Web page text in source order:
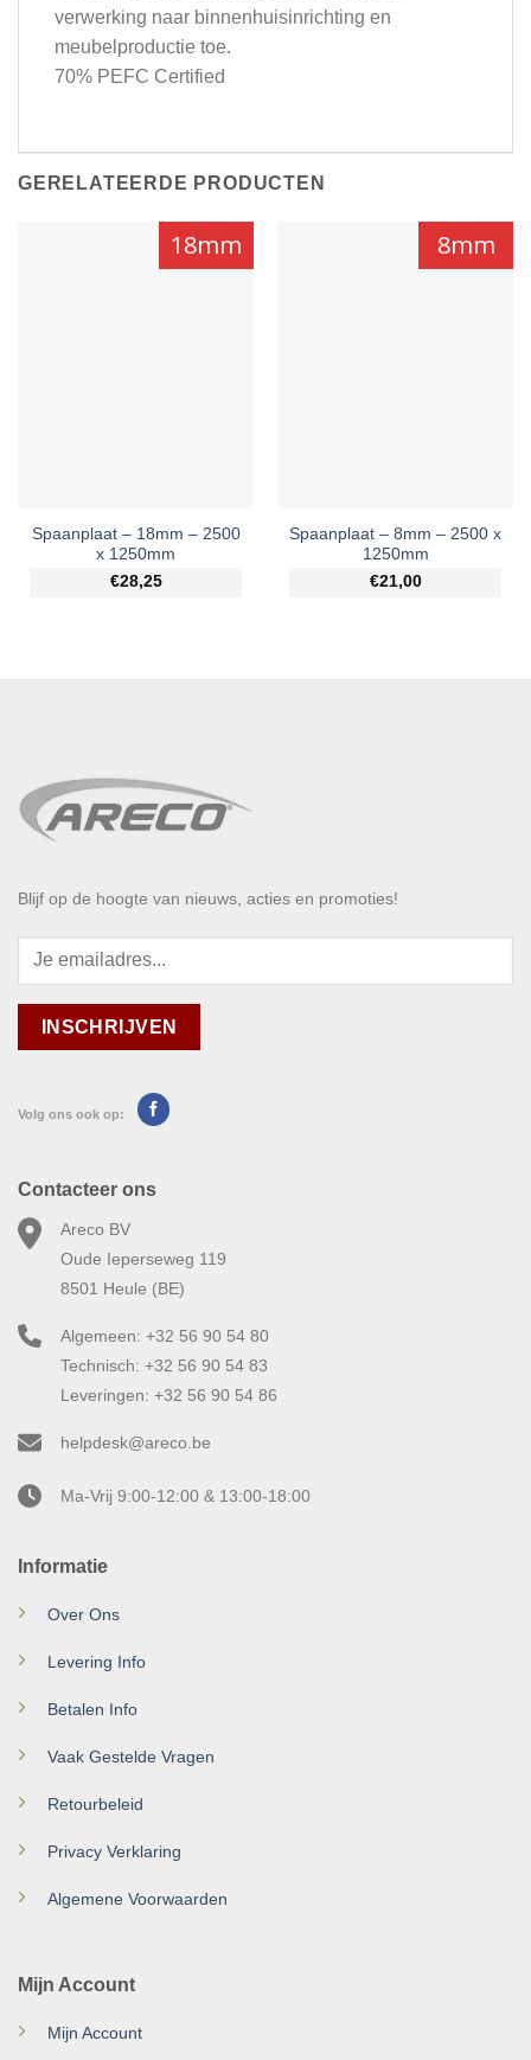
verwerking naar binnenhuisinrichting en
meubelproductie toe.
70% PEFC Certified
GERELATEERDE PRODUCTEN
18mm
Spaanplaat – 18mm – 2500
x 1250mm
€28,25
8mm
Spaanplaat – 8mm – 2500 x
1250mm
€21,00
Blijf op de hoogte van nieuws, acties en promoties!
Volg ons ook op:
Informatie
Over Ons
Levering Info
Betalen Info
Vaak Gestelde Vragen
Retourbeleid
Privacy Verklaring
Algemene Voorwaarden
Mijn Account
Mijn Account
Contacteer ons
Areco BV
Oude Ieperseweg 119
8501 Heule (BE)
Algemeen: +32 56 90 54 80
Technisch: +32 56 90 54 83
Leveringen: +32 56 90 54 86
helpdesk@areco.be
Ma-Vrij 9:00-12:00 & 13:00-18:00